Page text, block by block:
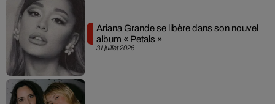
31 juillet 2026
Ariana Grande se libère dans son nouvel
album « Petals »